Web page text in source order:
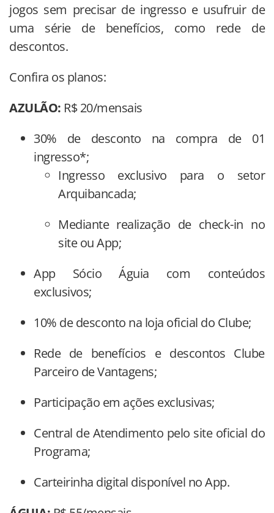
jogos sem precisar de ingresso e usufruir de
uma série de benefícios, como rede de
descontos.
Confira os planos:
AZULÃO: R$ 20/mensais
30% de desconto na compra de 01
ingresso*;
Ingresso exclusivo para o setor
Arquibancada;
Mediante realização de check-in no
site ou App;
App Sócio Águia com conteúdos
exclusivos;
10% de desconto na loja oficial do Clube;
Rede de benefícios e descontos Clube
Parceiro de Vantagens;
Participação em ações exclusivas;
Central de Atendimento pelo site oficial do
Programa;
Carteirinha digital disponível no App.